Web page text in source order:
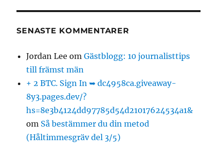
SENASTE KOMMENTARER
Jordan Lee omGästblogg: 10 journalisttips
till främst män
+ 2 BTC. Sign In ➥ dc4958ca.giveaway-
8y3.pages.dev/?
hs=8e3b4124dd97785d54d21017624534a1&
om Så bestämmer du din metod
(Håltimmesgräv del 3/5)